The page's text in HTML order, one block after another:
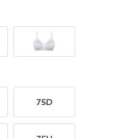
75D